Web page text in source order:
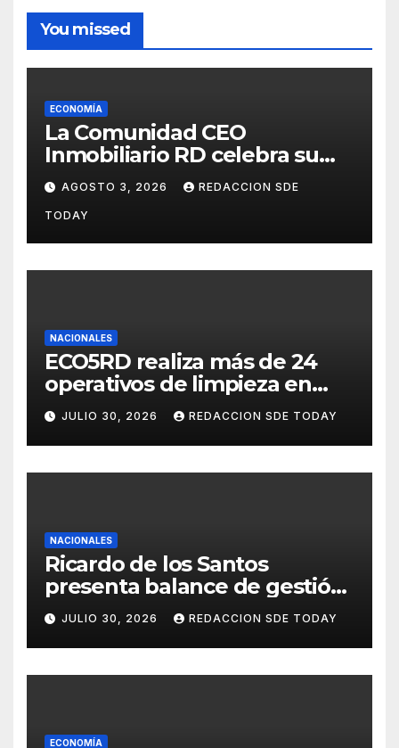
You missed
ECONOMÍA
La Comunidad CEO
Inmobiliario RD celebra su
segundo aniversario
consolidando una cultura de
alianza y colaboración
AGOSTO 3, 2026 REDACCION SDE
TODAY
NACIONALES
ECO5RD realiza más de 24
operativos de limpieza en
diferentes provincias y
municipios del país
JULIO 30, 2026 REDACCION SDE TODAY
NACIONALES
Ricardo de los Santos
presenta balance de gestión
con 416 iniciativas aprobadas
y avances históricos en el
Senado
JULIO 30, 2026 REDACCION SDE TODAY
ECONOMÍA